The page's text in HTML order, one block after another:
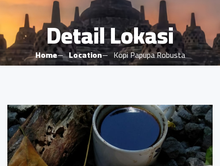
Detail Lokasi
Home Location Kopi Papupa Robusta